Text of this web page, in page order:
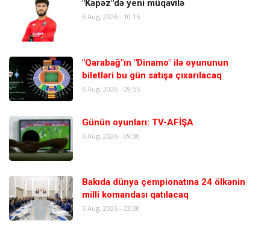
"Kəpəz"də yeni müqavilə
6 Aug, 2026 - 10:15
"Qarabağ"ın "Dinamo" ilə oyununun
biletləri bu gün satışa çıxarılacaq
6 Aug, 2026 - 09:55
Günün oyunları: TV-AFİŞA
6 Aug, 2026 - 09:30
Bakıda dünya çempionatına 24 ölkənin
milli komandası qatılacaq
5 Aug, 2026 - 23:30